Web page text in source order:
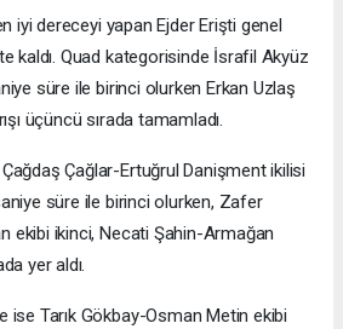
iyi dereceyi yapan Ejder Erişti genel
kaldı. Quad kategorisinde İsrafil Akyüz
süre ile birinci olurken Erkan Uzlaş
üçüncü sırada tamamladı.
Çağlar-Ertuğrul Danişment ikilisi
süre ile birinci olurken, Zafer
ekibi ikinci, Necati Şahin-Armağan
yer aldı.
Tarık Gökbay-Osman Metin ekibi